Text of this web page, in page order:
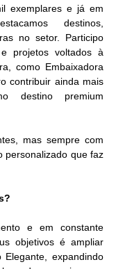
exemplares e já em
destinos,
no setor. Participo
projetos voltados à
como Embaixadora
contribuir ainda mais
destino premium
mas sempre com
personalizado que faz
e em constante
objetivos é ampliar
expandindo